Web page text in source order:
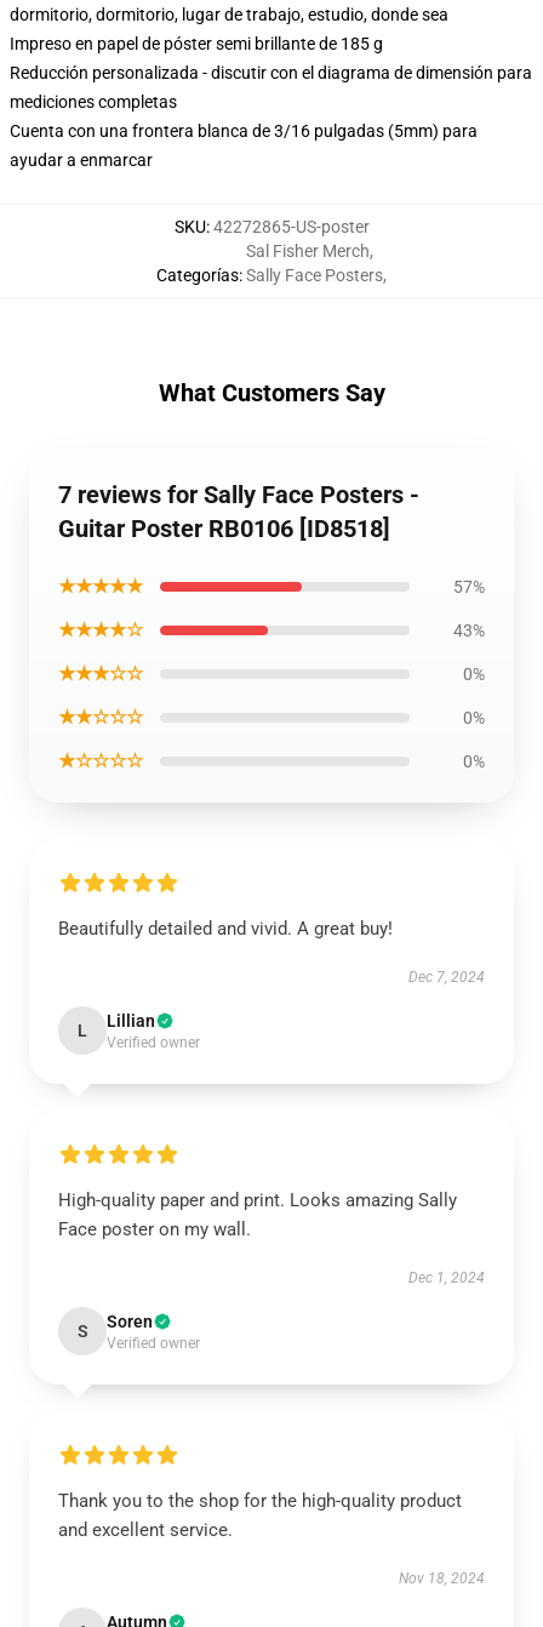
dormitorio, dormitorio, lugar de trabajo, estudio, donde sea
Impreso en papel de póster semi brillante de 185 g
Reducción personalizada - discutir con el diagrama de dimensión para
mediciones completas
Cuenta con una frontera blanca de 3/16 pulgadas (5mm) para
ayudar a enmarcar
SKU:42272865-US-poster
Categorías:
Sal Fisher Merch,
Sally Face Posters,
What Customers Say
7 reviews for Sally Face Posters -
Guitar Poster RB0106 [ID8518]
★★★★★ 57%
★★★★☆ 43%
★★★☆☆ 0%
★★☆☆☆ 0%
★☆☆☆☆ 0%
Beautifully detailed and vivid. A great buy!
Dec 7, 2024
L Lillian
Verified owner
High-quality paper and print. Looks amazing Sally
Face poster on my wall.
Dec 1, 2024
S Soren
Verified owner
Thank you to the shop for the high-quality product
and excellent service.
Nov 18, 2024
Autumn